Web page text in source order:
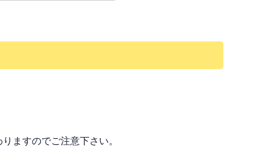
ますのでご注意下さい。